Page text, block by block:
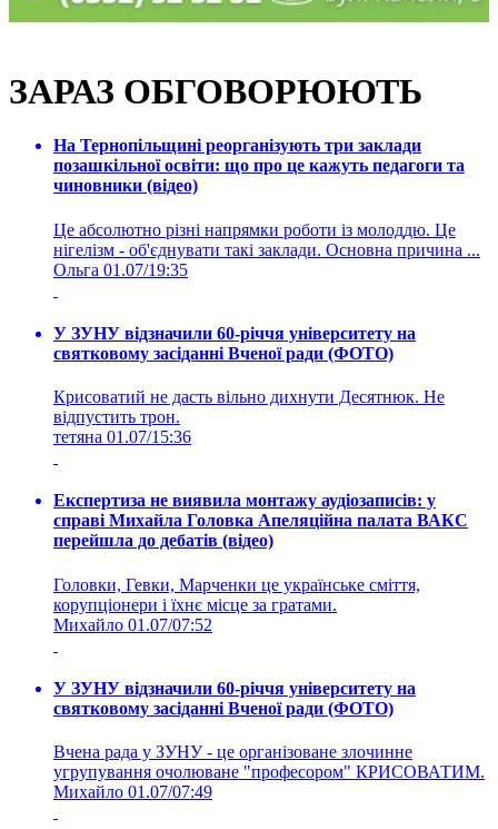
ЗАРАЗ ОБГОВОРЮЮТЬ
На Тернопільщині реорганізують три заклади
позашкільної освіти: що про це кажуть педагоги та
чиновники (відео)
Це абсолютно різні напрямки роботи із молоддю. Це
нігелізм - об'єднувати такі заклади. Основна причина ...
Ольга 01.07/19:35
У ЗУНУ відзначили 60-річчя університету на
святковому засіданні Вченої ради (ФОТО)
Крисоватий не дасть вільно дихнути Десятнюк. Не
відпустить трон.
тетяна 01.07/15:36
Експертиза не виявила монтажу аудіозаписів: у
справі Михайла Головка Апеляційна палата ВАКС
перейшла до дебатів (відео)
Головки, Гевки, Марченки це українське сміття,
корупціонери і їхнє місце за гратами.
Михайло 01.07/07:52
У ЗУНУ відзначили 60-річчя університету на
святковому засіданні Вченої ради (ФОТО)
Вчена рада у ЗУНУ - це організоване злочинне
угрупування очолюване "професором" КРИСОВАТИМ.
Михайло 01.07/07:49